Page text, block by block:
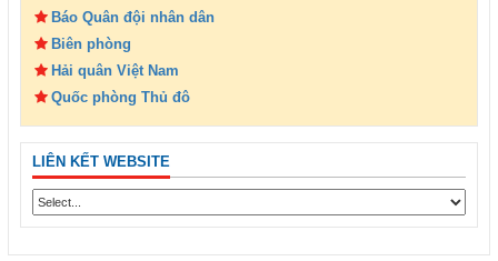
Báo Quân đội nhân dân
Biên phòng
Hải quân Việt Nam
Quốc phòng Thủ đô
LIÊN KẾT WEBSITE